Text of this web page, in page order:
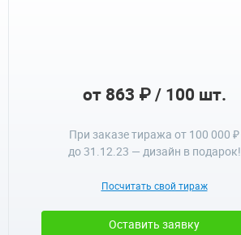
от 863 ₽ / 100 шт.
При заказе тиража от 100 000 ₽
до 31.12.23 — дизайн в подарок!
Посчитать свой тираж
Оставить заявку